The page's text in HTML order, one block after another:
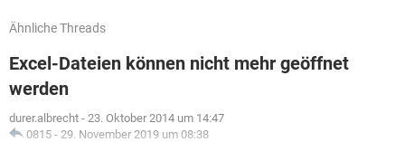
Ähnliche Threads
Excel-Dateien können nicht mehr geöffnet
werden
durer.albrecht - 23. Oktober 2014 um 14:47
0815 - 29. November 2019 um 08:38